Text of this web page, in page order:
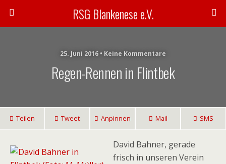
RSG Blankenese e.V.
25. Juni 2016 • Keine Kommentare
Regen-Rennen in Flintbek
Teilen Tweet Anpinnen Mail SMS
David Bahner, gerade
frisch in unseren Verein